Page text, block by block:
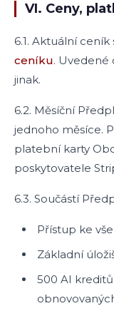
VI. Ceny,
6.1. Aktuální
ceníku. Uvedené
jinak.
6.2. Měsíční
jednoho měsíce.
platební karty
poskytovatele
6.3. Součástí
Přístup ke
Základní
500 AI